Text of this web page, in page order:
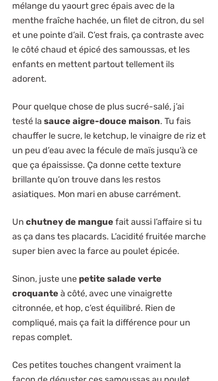
mélange du yaourt grec épais avec de la
menthe fraîche hachée, un filet de citron, du sel
et une pointe d’ail. C’est frais, ça contraste avec
le côté chaud et épicé des samoussas, et les
enfants en mettent partout tellement ils
adorent.
Pour quelque chose de plus sucré-salé, j’ai
testé la sauce aigre-douce maison. Tu fais
chauffer le sucre, le ketchup, le vinaigre de riz et
un peu d’eau avec la fécule de maïs jusqu’à ce
que ça épaississe. Ça donne cette texture
brillante qu’on trouve dans les restos
asiatiques. Mon mari en abuse carrément.
Un chutney de mangue fait aussi l’affaire si tu
as ça dans tes placards. L’acidité fruitée marche
super bien avec la farce au poulet épicée.
Sinon, juste une petite salade verte
croquante à côté, avec une vinaigrette
citronnée, et hop, c’est équilibré. Rien de
compliqué, mais ça fait la différence pour un
repas complet.
Ces petites touches changent vraiment la